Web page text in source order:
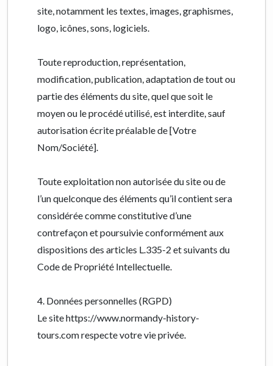
site, notamment les textes, images, graphismes,
logo, icônes, sons, logiciels.
Toute reproduction, représentation,
modification, publication, adaptation de tout ou
partie des éléments du site, quel que soit le
moyen ou le procédé utilisé, est interdite, sauf
autorisation écrite préalable de [Votre
Nom/Société].
Toute exploitation non autorisée du site ou de
l’un quelconque des éléments qu’il contient sera
considérée comme constitutive d’une
contrefaçon et poursuivie conformément aux
dispositions des articles L.335-2 et suivants du
Code de Propriété Intellectuelle.
4. Données personnelles (RGPD)
Le site https://www.normandy-history-
tours.com respecte votre vie privée.